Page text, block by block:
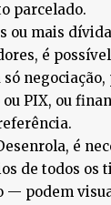
parcelado.
ou mais
é
PIX, ou
é
de todos os
— podem